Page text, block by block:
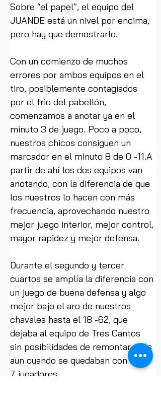
Sobre “el papel”, el equipo del
JUANDE está un nivel por encima,
pero hay que demostrarlo.
Con un comienzo de muchos
errores por ambos equipos en el
tiro, posiblemente contagiados
por el frio del pabellón,
comenzamos a anotar ya en el
minuto 3 de juego. Poco a poco,
nuestros chicos consiguen un
marcador en el minuto 8 de 0 -11.A
partir de ahí los dos equipos van
anotando, con la diferencia de que
los nuestros lo hacen con más
frecuencia, aprovechando nuestro
mejor juego interior, mejor control,
mayor rapidez y mejor defensa.
Durante el segundo y tercer
cuartos se amplía la diferencia con
un juego de buena defensa y algo
mejor bajo el aro de nuestros
chavales hasta el 18 -62, que
dejaba al equipo de Tres Cantos
sin posibilidades de remontar, más
aun cuando se quedaban con sólo
7 jugadores.